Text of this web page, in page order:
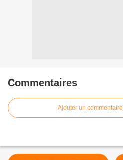
Commentaires
Ajouter un commentaire